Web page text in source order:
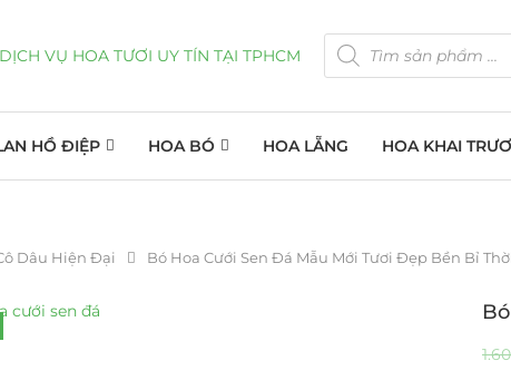
HỒ ĐIỆP HOA BÓ HOA LẴNG HOA KHAI
Dâu Hiện Đại Bó Hoa Cưới Sen Đá Mẫu Mới Tươi Đẹp Bền Bỉ